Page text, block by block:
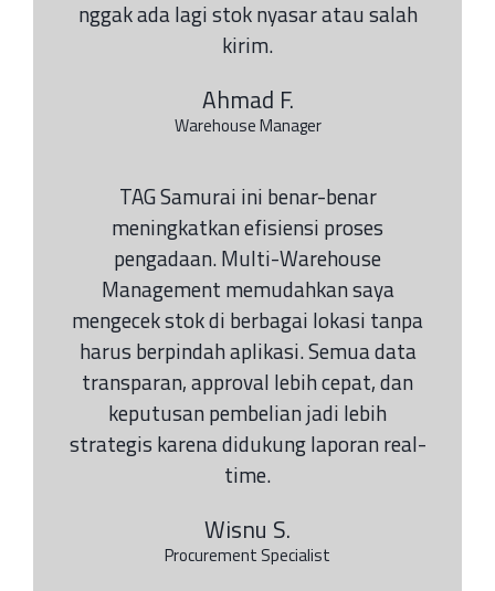
nggak ada lagi stok nyasar atau salah
kirim.
Ahmad F.
Warehouse Manager
TAG Samurai ini benar-benar
meningkatkan efisiensi proses
pengadaan. Multi-Warehouse
Management memudahkan saya
mengecek stok di berbagai lokasi tanpa
harus berpindah aplikasi. Semua data
transparan, approval lebih cepat, dan
keputusan pembelian jadi lebih
strategis karena didukung laporan real-
time.
Wisnu S.
Procurement Specialist